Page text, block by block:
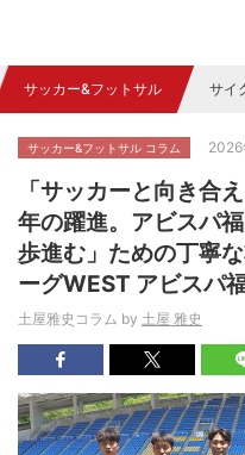
サッカー&フットサル サイ
サッカー&フットサル コラム 2026
「サッカーと向き合
年の躍進。アビスパ
歩進む」ための丁寧
ーグWEST アビスパ
土屋雅史コラム by 土屋 雅史